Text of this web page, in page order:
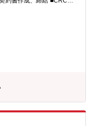
援、必須文書作成～保管
的センスが求められま